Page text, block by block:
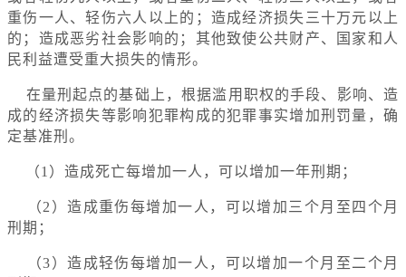
重伤一人、轻伤六人以上的；造成经济损失三十万元以上
的；造成恶劣社会影响的；其他致使公共财产、国家和人
民利益遭受重大损失的情形。
在量刑起点的基础上，根据滥用职权的手段、影响、造
成的经济损失等影响犯罪构成的犯罪事实增加刑罚量，确
定基准刑。
（1）造成死亡每增加一人，可以增加一年刑期；
（2）造成重伤每增加一人，可以增加三个月至四个月
刑期；
（3）造成轻伤每增加一人，可以增加一个月至二个月